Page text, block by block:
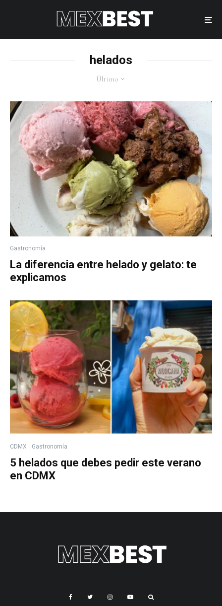
helados
Último
Gastronomía
La diferencia entre helado y gelato: te
explicamos
CDMX Gastronomía
5 helados que debes pedir este verano
en CDMX